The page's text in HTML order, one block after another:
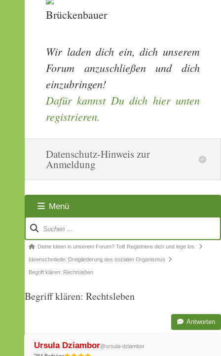
Brückenbauer
Wir laden dich ein, dich unserem
Forum anzuschließen und dich
einzubringen!
Dafür kannst Du dich hier unten
registrieren.
Datenschutz-Hinweis zur
Anmeldung
Menü
Forum-
Navigation
Forum-
Breadcrumbs
-
bist
Deine Ideen in unserem Forum? Toll! Registriere dich und lege los.
Ideenschmiede: Dreigliederung des sozialen Organismus
Begriff klären: Rechtsleben
Begriff klären: Rechtsleben
Antworten
Ursula Dziambor@ursula-dziambor